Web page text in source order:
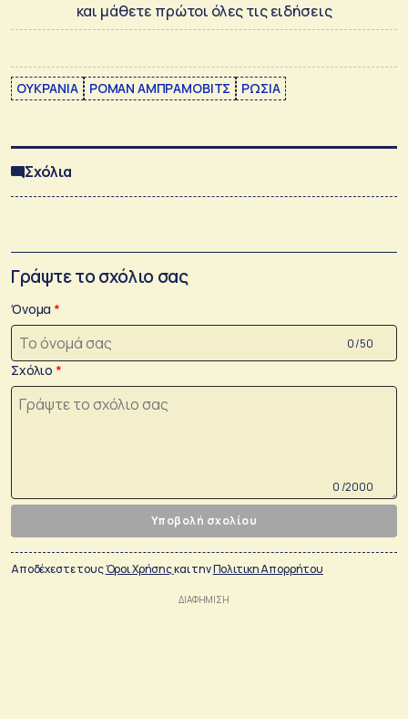
και μάθετε πρώτοι όλες τις ειδήσεις
ΟΥΚΡΑΝΙΑ ΡΟΜΑΝ ΑΜΠΡΑΜΟΒΙΤΣ ΡΩΣΙΑ
Σχόλια
Γράψτε το σχόλιο σας
Όνομα
0 /50
Σχόλιο
0 /2000
Υποβολή σχολίου
Αποδέχεστε τουςΌροι Χρήσηςκαι τηνΠολιτικη Απορρήτου